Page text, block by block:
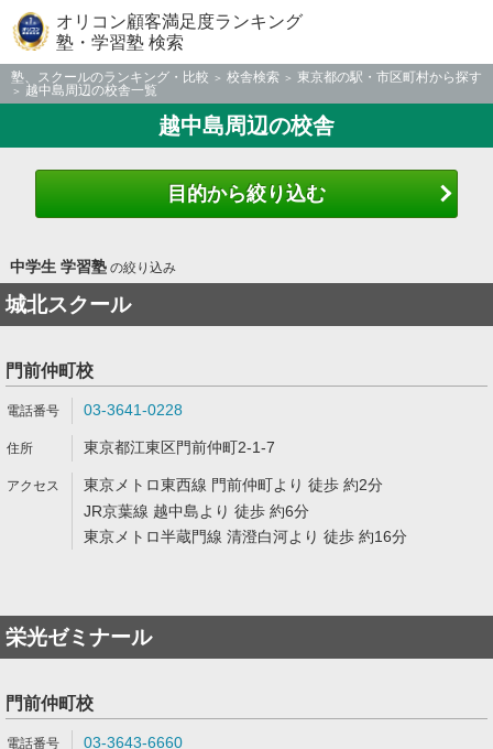
オリコン顧客満足度ランキング
塾・学習塾 検索
塾、スクールのランキング・比較 校舎検索
東京都の駅・市区町村から探す
越中島周辺の校舎一覧
越中島周辺の校舎
目的から絞り込む
中学生 学習塾の絞り込み
城北スクール
門前仲町校
03-3641-0228
東京都江東区門前仲町2-1-7
東京メトロ東西線 門前仲町より 徒歩 約2分
JR京葉線 越中島より 徒歩 約6分
東京メトロ半蔵門線 清澄白河より 徒歩 約16分
栄光ゼミナール
門前仲町校
03-3643-6660